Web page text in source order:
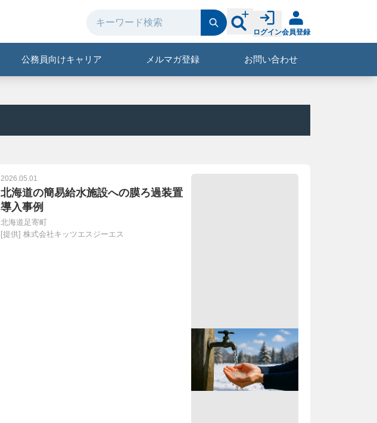
ログイン会員登録
公務員向けキャリア メルマガ登録 お問い合わせ
2026.05.01
北海道の簡易給水施設への膜ろ過装置
導入事例
北海道足寄町
[提供] 株式会社キッツエスジーエス